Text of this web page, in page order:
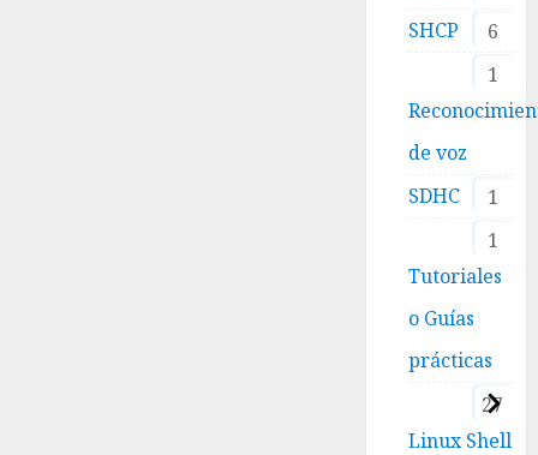
6
SHCP
1
de voz
1
SDHC
1
Tutoriales
o Guías
prácticas
27
Linux Shell